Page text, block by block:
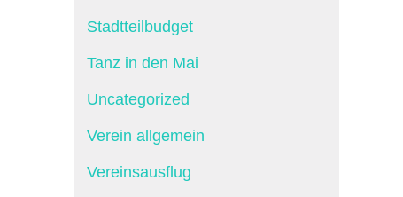
Stadtteilbudget
Tanz in den Mai
Uncategorized
Verein allgemein
Vereinsausflug